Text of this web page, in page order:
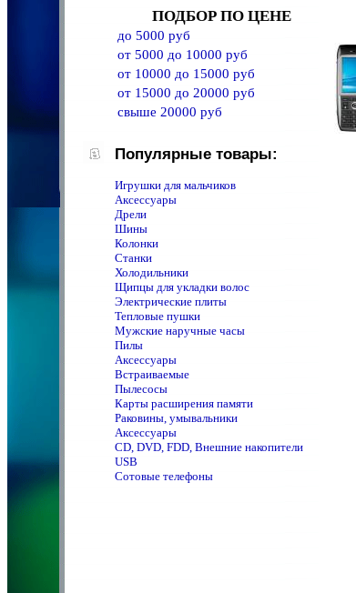
ПОДБОР ПО ЦЕНЕ
до 5000 руб
от 5000 до 10000 руб
от 10000 до 15000 руб
от 15000 до 20000 руб
свыше 20000 руб
Популярные товары:
Игрушки для мальчиков
Аксессуары
Дрели
Шины
Колонки
Станки
Холодильники
Щипцы для укладки волос
Электрические плиты
Тепловые пушки
Мужские наручные часы
Пилы
Аксессуары
Встраиваемые
Пылесосы
Карты расширения памяти
Раковины, умывальники
Аксессуары
CD, DVD, FDD, Внешние накопители
USB
Сотовые телефоны